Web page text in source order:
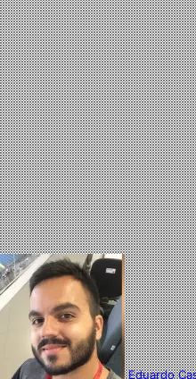
Eduardo